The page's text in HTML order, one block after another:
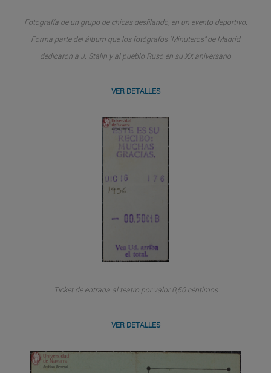
Fotografía de un grupo de chicas desfilando, en un evento deportivo.
Forma parte del álbum que los fotógrafos "Minuteros" de Madrid
dedicaron a J. Stalin y al pueblo Ruso en su XX aniversario
VER DETALLES
Ticket de entrada al teatro por valor 0,50 céntimos
VER DETALLES